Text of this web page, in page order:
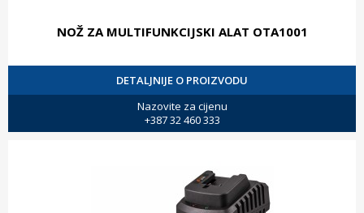
NOŽ ZA MULTIFUNKCIJSKI ALAT OTA1001
DETALJNIJE O PROIZVODU
Nazovite za cijenu
+387 32 460 333